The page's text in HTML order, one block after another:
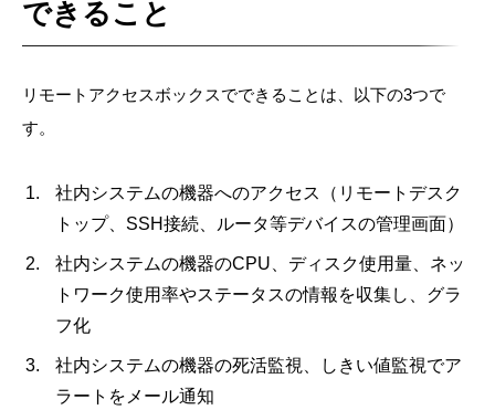
できること
リモートアクセスボックスでできることは、以下の3つで
す。
社内システムの機器へのアクセス（リモートデスク
トップ、SSH接続、ルータ等デバイスの管理画面）
社内システムの機器のCPU、ディスク使用量、ネッ
トワーク使用率やステータスの情報を収集し、グラ
フ化
社内システムの機器の死活監視、しきい値監視でア
ラートをメール通知